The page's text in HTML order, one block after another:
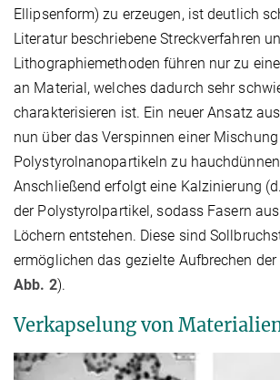
Ellipsenform) zu erzeugen, ist deutlich
Literatur beschriebene Streckverfahren
Lithographiemethoden führen nur zu
an Material, welches dadurch sehr
charakterisieren ist. Ein neuer Ansatz
nun über das Verspinnen einer
Polystyrolnanopartikeln zu
Anschließend erfolgt eine Kalzinierung
der Polystyrolpartikel, sodass Fasern
Löchern entstehen. Diese sind
ermöglichen das gezielte Aufbrechen der
Abb. 2).
Verkapselung von